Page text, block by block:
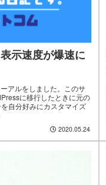
示速度が爆速に
アルをしました。このサ
に移行したときに元の
自分好みにカスタマイズ
2020.05.24